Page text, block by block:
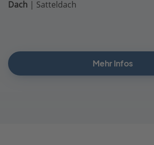
Dach | Satteldach
Mehr Infos